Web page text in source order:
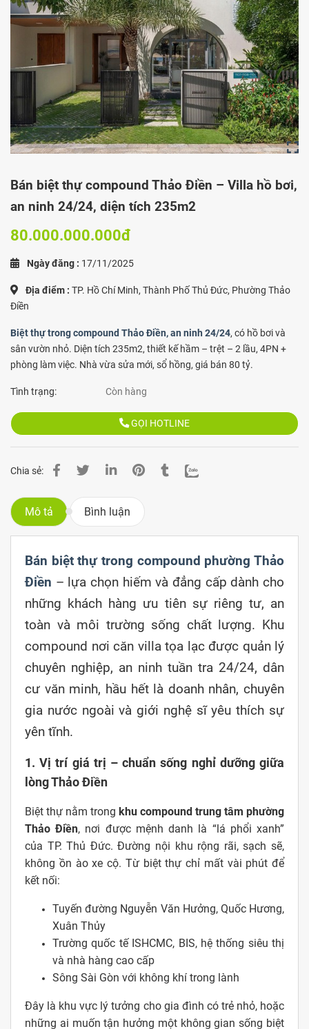
Bán biệt thự compound Thảo Điền – Villa hồ bơi,
an ninh 24/24, diện tích 235m2
80.000.000.000đ
Ngày đăng : 17/11/2025
Địa điểm : TP. Hồ Chí Minh, Thành Phố Thủ Đức, Phường Thảo
Điền
Biệt thự trong compound Thảo Điền, an ninh 24/24, có hồ bơi và
sân vườn nhỏ. Diện tích 235m2, thiết kế hầm – trệt – 2 lầu, 4PN +
phòng làm việc. Nhà vừa sửa mới, sổ hồng, giá bán 80 tỷ.
Tình trạng: Còn hàng
GỌI HOTLINE
Chia sẻ:
Mô tả Bình luận
Bán biệt thự trong compound phường Thảo
Điền – lựa chọn hiếm và đẳng cấp dành cho
những khách hàng ưu tiên sự riêng tư, an
toàn và môi trường sống chất lượng. Khu
compound nơi căn villa tọa lạc được quản lý
chuyên nghiệp, an ninh tuần tra 24/24, dân
cư văn minh, hầu hết là doanh nhân, chuyên
gia nước ngoài và giới nghệ sĩ yêu thích sự
yên tĩnh.
1. Vị trí giá trị – chuẩn sống nghỉ dưỡng giữa
lòng Thảo Điền
Biệt thự nằm trong khu compound trung tâm phường
Thảo Điền, nơi được mệnh danh là “lá phổi xanh”
của TP. Thủ Đức. Đường nội khu rộng rãi, sạch sẽ,
không ồn ào xe cộ. Từ biệt thự chỉ mất vài phút để
kết nối:
Tuyến đường Nguyễn Văn Hưởng, Quốc Hương,
Xuân Thủy
Trường quốc tế ISHCMC, BIS, hệ thống siêu thị
và nhà hàng cao cấp
Sông Sài Gòn với không khí trong lành
Đây là khu vực lý tưởng cho gia đình có trẻ nhỏ, hoặc
những ai muốn tận hưởng một không gian sống biệt